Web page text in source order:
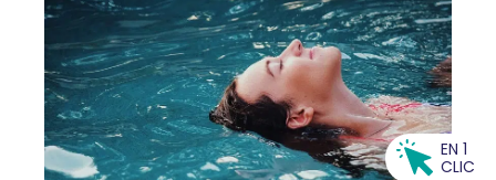
EN 1
CLIC